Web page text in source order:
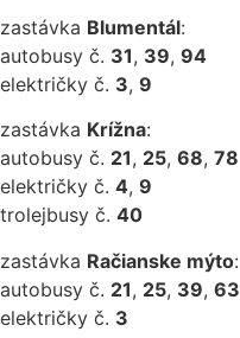
zastávka Blumentál:
autobusy č. 31, 39, 94
električky č. 3, 9
zastávka Krížna:
autobusy č. 21, 25, 68, 78
električky č. 4, 9
trolejbusy č. 40
zastávka Račianske mýto:
autobusy č. 21, 25, 39, 63
električky č. 3